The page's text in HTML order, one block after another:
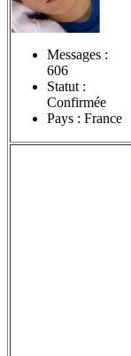
Messages :
606
Statut :
Confirmée
Pays : France